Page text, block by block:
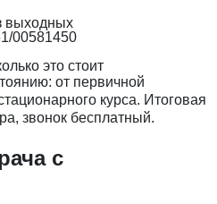
выходных
00581450
это стоит
от первичной
курса. Итоговая
звонок бесплатный.
с